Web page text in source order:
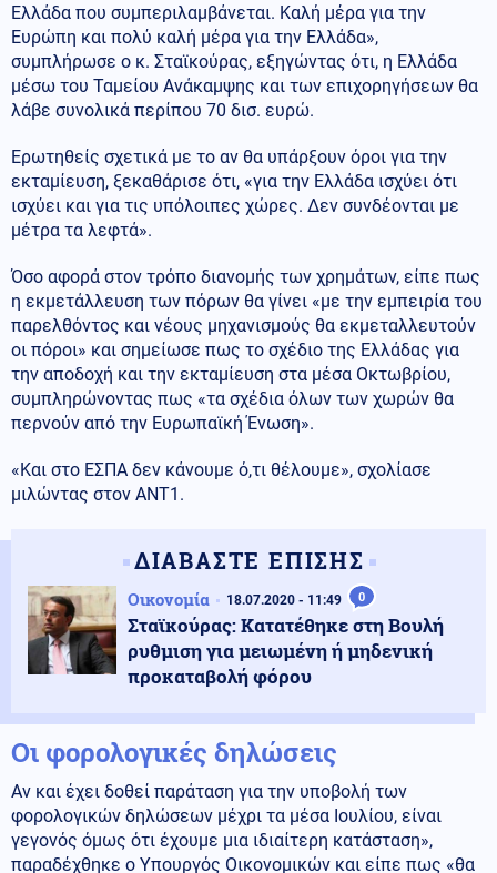
Ελλάδα που συμπεριλαμβάνεται. Καλή μέρα για την
Ευρώπη και πολύ καλή μέρα για την Ελλάδα»,
συμπλήρωσε ο κ. Σταϊκούρας, εξηγώντας ότι, η Ελλάδα
μέσω του Ταμείου Ανάκαμψης και των επιχορηγήσεων θα
λάβε συνολικά περίπου 70 δισ. ευρώ.
Ερωτηθείς σχετικά με το αν θα υπάρξουν όροι για την
εκταμίευση, ξεκαθάρισε ότι, «για την Ελλάδα ισχύει ότι
ισχύει και για τις υπόλοιπες χώρες. Δεν συνδέονται με
μέτρα τα λεφτά».
Όσο αφορά στον τρόπο διανομής των χρημάτων, είπε πως
η εκμετάλλευση των πόρων θα γίνει «με την εμπειρία του
παρελθόντος και νέους μηχανισμούς θα εκμεταλλευτούν
οι πόροι» και σημείωσε πως το σχέδιο της Ελλάδας για
την αποδοχή και την εκταμίευση στα μέσα Οκτωβρίου,
συμπληρώνοντας πως «τα σχέδια όλων των χωρών θα
περνούν από την Ευρωπαϊκή Ένωση».
«Και στο ΕΣΠΑ δεν κάνουμε ό,τι θέλουμε», σχολίασε
μιλώντας στον ΑΝΤ1.
ΔΙΑΒΑΣΤΕ ΕΠΙΣΗΣ
Οικονομία 18.07.2020 - 11:49 0
Σταϊκούρας: Κατατέθηκε στη Βουλή
ρυθμιση για μειωμένη ή μηδενική
προκαταβολή φόρου
Οι φορολογικές δηλώσεις
Αν και έχει δοθεί παράταση για την υποβολή των
φορολογικών δηλώσεων μέχρι τα μέσα Ιουλίου, είναι
γεγονός όμως ότι έχουμε μια ιδιαίτερη κατάσταση»,
παραδέχθηκε ο Υπουργός Οικονομικών και είπε πως «θα